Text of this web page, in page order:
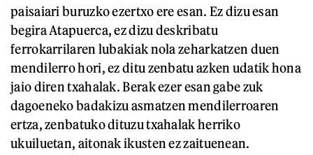
paisaiari buruzko ezertxo ere esan. Ez dizu esan
begira Atapuerca, ez dizu deskribatu
ferrokarrilaren lubakiak nola zeharkatzen duen
mendilerro hori, ez ditu zenbatu azken udatik hona
jaio diren txahalak. Berak ezer esan gabe zuk
dagoeneko badakizu asmatzen mendilerroaren
ertza, zenbatuko dituzu txahalak herriko
ukuiluetan, aitonak ikusten ez zaituenean.